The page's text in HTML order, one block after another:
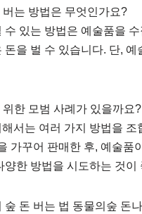
는 방법은 무엇인가요?
있는 방법은 예술품을
을 벌 수 있습니다. 단,
한 모범 사례가 있을까요?
서는 여러 가지 방법을
가꾸어 판매한 후, 예술품
한 방법을 시도하는 것이
돈 버는 법 동물의숲 돈